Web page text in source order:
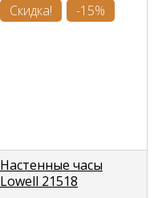
Скидка! -15%
Настенные часы
Lowell 21518